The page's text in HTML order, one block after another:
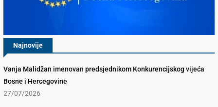
Najnovije
Vanja Malidžan imenovan predsjednikom Konkurencijskog vijeća
Bosne i Hercegovine
27/07/2026